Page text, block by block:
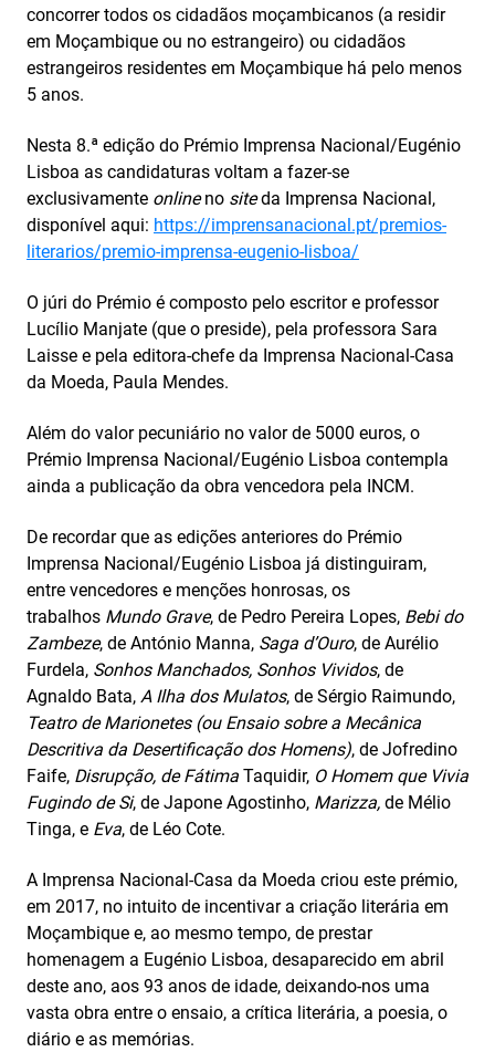
concorrer todos os cidadãos moçambicanos (a residir
em Moçambique ou no estrangeiro) ou cidadãos
estrangeiros residentes em Moçambique há pelo menos
5 anos.
Nesta 8.ª edição do Prémio Imprensa Nacional/Eugénio
Lisboa as candidaturas voltam a fazer-se
exclusivamente onlineno siteda Imprensa Nacional,
disponível aqui: https://imprensanacional.pt/premios-
literarios/premio-imprensa-eugenio-lisboa/
O júri do Prémio é composto pelo escritor e professor
Lucílio Manjate (que o preside), pela professora Sara
Laisse e pela editora-chefe da Imprensa Nacional-Casa
da Moeda, Paula Mendes.
Além do valor pecuniário no valor de 5000 euros, o
Prémio Imprensa Nacional/Eugénio Lisboa contempla
ainda a publicação da obra vencedora pela INCM.
De recordar que as edições anteriores do Prémio
Imprensa Nacional/Eugénio Lisboa já distinguiram,
entre vencedores e menções honrosas, os
trabalhos Mundo Grave, de Pedro Pereira Lopes, Bebi do
Zambeze, de António Manna, Saga d’Ouro, de Aurélio
Furdela, Sonhos Manchados, Sonhos Vividos, de
Agnaldo Bata, A Ilha dos Mulatos, de Sérgio Raimundo,
Teatro de Marionetes (ou Ensaio sobre a Mecânica
Descritiva da Desertificação dos Homens), de Jofredino
Faife, Disrupção, de Fátima Taquidir, O Homem que Vivia
Fugindo de Si, de Japone Agostinho, Marizza, de Mélio
Tinga, e Eva, de Léo Cote.
A Imprensa Nacional-Casa da Moeda criou este prémio,
em 2017, no intuito de incentivar a criação literária em
Moçambique e, ao mesmo tempo, de prestar
homenagem a Eugénio Lisboa, desaparecido em abril
deste ano, aos 93 anos de idade, deixando-nos uma
vasta obra entre o ensaio, a crítica literária, a poesia, o
diário e as memórias.